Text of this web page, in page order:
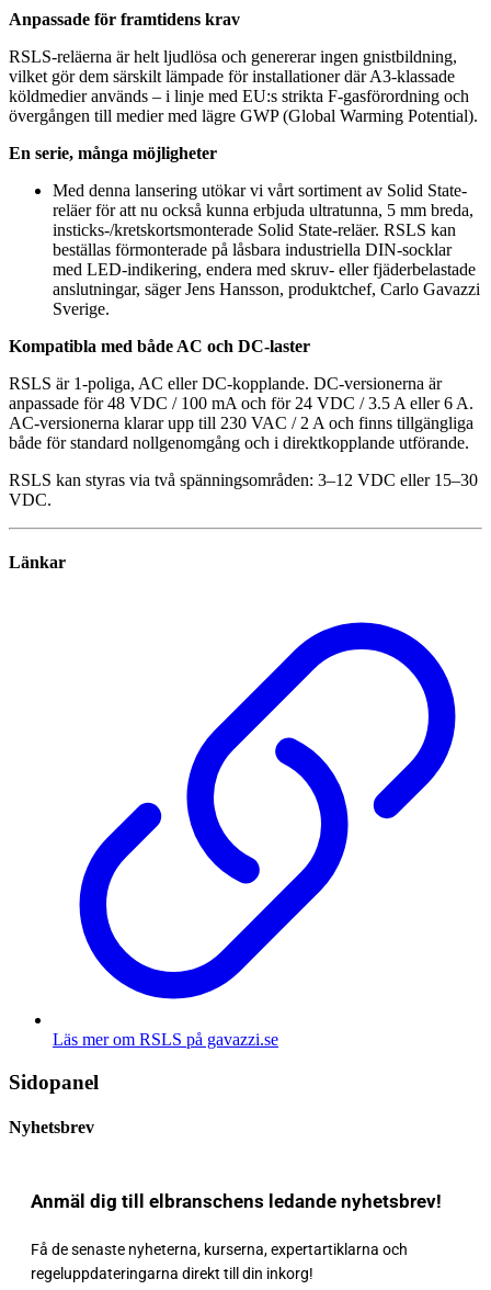
Anpassade för framtidens krav
RSLS-reläerna är helt ljudlösa och genererar ingen gnistbildning,
vilket gör dem särskilt lämpade för installationer där A3-klassade
köldmedier används – i linje med EU:s strikta F-gasförordning och
övergången till medier med lägre GWP (Global Warming Potential).
En serie, många möjligheter
Med denna lansering utökar vi vårt sortiment av Solid State-
reläer för att nu också kunna erbjuda ultratunna, 5 mm breda,
insticks-/kretskortsmonterade Solid State-reläer. RSLS kan
beställas förmonterade på låsbara industriella DIN-socklar
med LED-indikering, endera med skruv- eller fjäderbelastade
anslutningar, säger Jens Hansson, produktchef, Carlo Gavazzi
Sverige.
Kompatibla med både AC och DC-laster
RSLS är 1-poliga, AC eller DC-kopplande. DC-versionerna är
anpassade för 48 VDC / 100 mA och för 24 VDC / 3.5 A eller 6 A.
AC-versionerna klarar upp till 230 VAC / 2 A och finns tillgängliga
både för standard nollgenomgång och i direktkopplande utförande.
RSLS kan styras via två spänningsområden: 3–12 VDC eller 15–30
VDC.
Länkar
Läs mer om RSLS på gavazzi.se
Sidopanel
Nyhetsbrev
Anmäl dig till elbranschens ledande nyhetsbrev!
Få de senaste nyheterna, kurserna, expertartiklarna och
regeluppdateringarna direkt till din inkorg!